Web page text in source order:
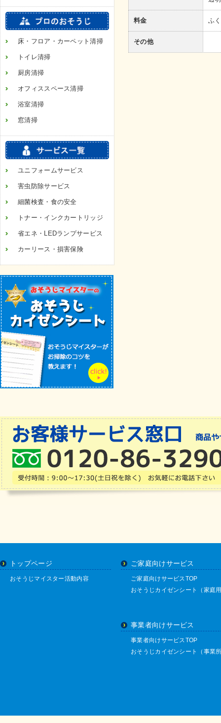
床・フロア・カーペット清掃
トイレ清掃
厨房清掃
オフィススペース清掃
浴室清掃
窓清掃
ユニフォームサービス
害虫防除サービス
細菌検査・食の安全
トナー・インクカートリッジ
省エネ・LEDランプサービス
カーリース・損害保険
料金 ふ
その他
トップページ
おそうじマイスター活動内容
ご家庭向けサービス
ご家庭向けサービスTOP
おそうじカイゼンシート（家庭
事業者向けサービス
事業者向けサービスTOP
おそうじカイゼンシート（事業